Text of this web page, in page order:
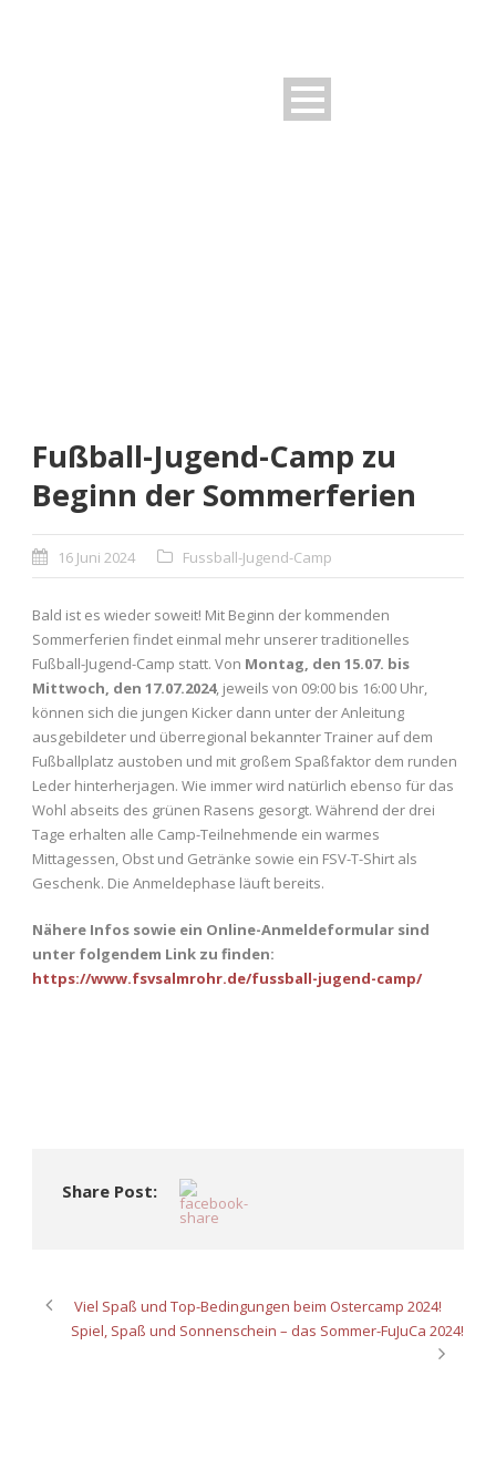
Fußball-Jugend-Camp zu
Beginn der Sommerferien
16 Juni 2024 Fussball-Jugend-Camp
Bald ist es wieder soweit! Mit Beginn der kommenden
Sommerferien findet einmal mehr unserer traditionelles
Fußball-Jugend-Camp statt. Von Montag, den 15.07. bis
Mittwoch, den 17.07.2024, jeweils von 09:00 bis 16:00 Uhr,
können sich die jungen Kicker dann unter der Anleitung
ausgebildeter und überregional bekannter Trainer auf dem
Fußballplatz austoben und mit großem Spaßfaktor dem runden
Leder hinterherjagen. Wie immer wird natürlich ebenso für das
Wohl abseits des grünen Rasens gesorgt. Während der drei
Tage erhalten alle Camp-Teilnehmende ein warmes
Mittagessen, Obst und Getränke sowie ein FSV-T-Shirt als
Geschenk. Die Anmeldephase läuft bereits.
Nähere Infos sowie ein Online-Anmeldeformular sind
unter folgendem Link zu finden:
https://www.fsvsalmrohr.de/fussball-jugend-camp/
Share Post:
Viel Spaß und Top-Bedingungen beim Ostercamp 2024!
Spiel, Spaß und Sonnenschein – das Sommer-FuJuCa 2024!